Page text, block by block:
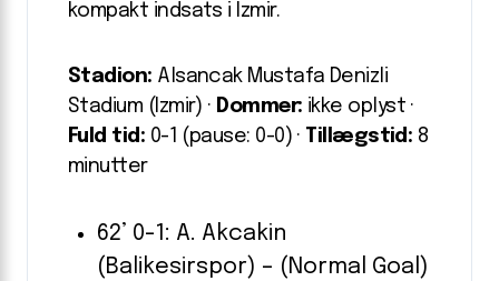
kompakt indsats i Izmir.
Stadion: Alsancak Mustafa Denizli
Stadium (Izmir) · Dommer: ikke oplyst ·
Fuld tid: 0-1 (pause: 0-0) · Tillægstid: 8
minutter
62’ 0-1: A. Akcakin
(Balikesirspor) – (Normal Goal)